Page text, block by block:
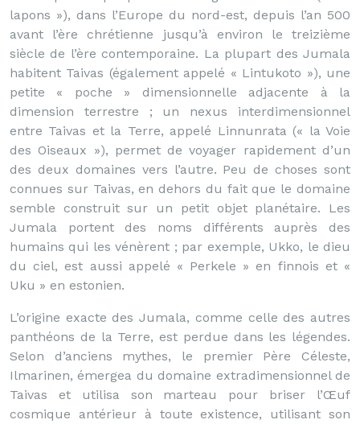
lapons »), dans l’Europe du nord-est, depuis l’an 500
avant l’ère chrétienne jusqu’à environ le treizième
siècle de l’ère contemporaine. La plupart des Jumala
habitent Taivas (également appelé « Lintukoto »), une
petite « poche » dimensionnelle adjacente à la
dimension terrestre ; un nexus interdimensionnel
entre Taivas et la Terre, appelé Linnunrata (« la Voie
des Oiseaux »), permet de voyager rapidement d’un
des deux domaines vers l’autre. Peu de choses sont
connues sur Taivas, en dehors du fait que le domaine
semble construit sur un petit objet planétaire. Les
Jumala portent des noms différents auprès des
humains qui les vénèrent ; par exemple, Ukko, le dieu
du ciel, est aussi appelé « Perkele » en finnois et «
Uku » en estonien.
L’origine exacte des Jumala, comme celle des autres
panthéons de la Terre, est perdue dans les légendes.
Selon d’anciens mythes, le premier Père Céleste,
Ilmarinen, émergea du domaine extradimensionnel de
Taivas et utilisa son marteau pour briser l’Œuf
cosmique antérieur à toute existence, utilisant son